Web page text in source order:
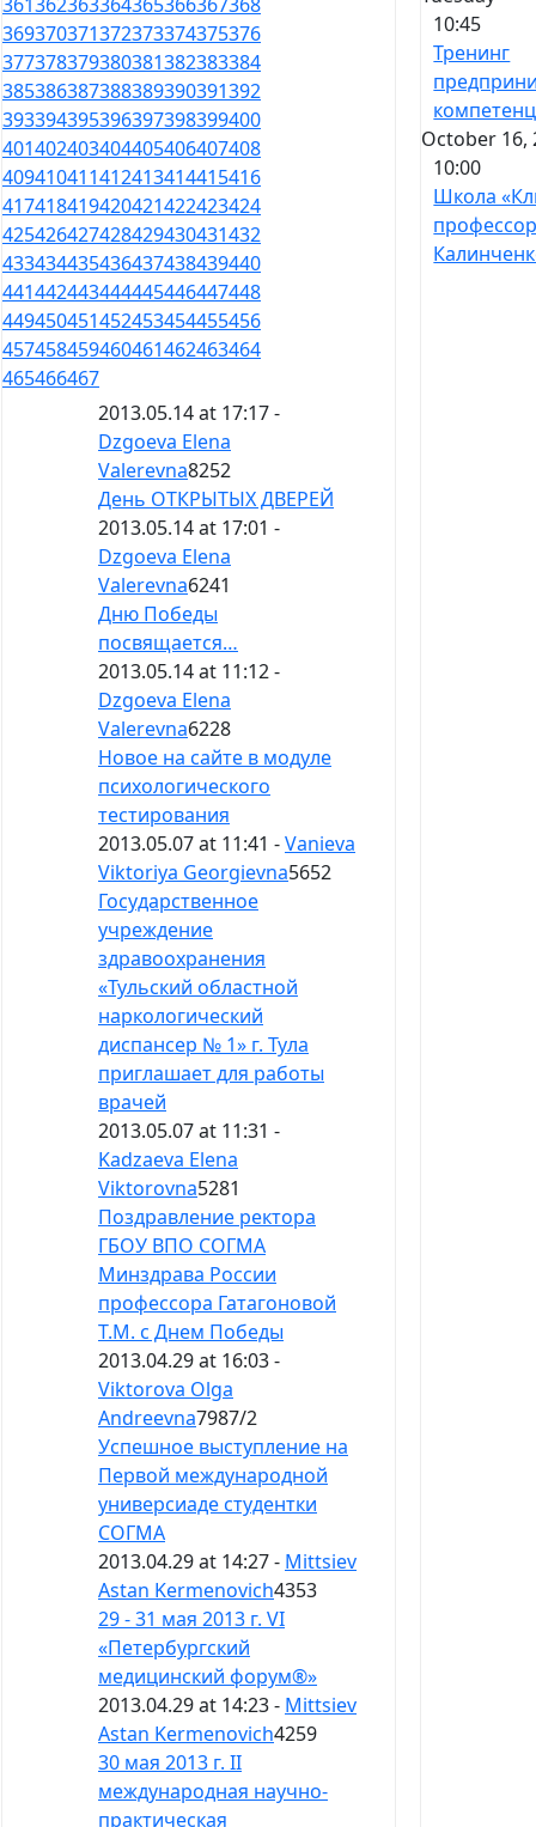
369370371372373374375376
377378379380381382383384
385386387388389390391392
393394395396397398399400
401402403404405406407408
409410411412413414415416
417418419420421422423424
425426427428429430431432
433434435436437438439440
441442443444445446447448
449450451452453454455456
457458459460461462463464
465466467
2013.05.14 at 17:17 -
Dzgoeva Elena
Valerevna8252
День ОТКРЫТЫХ ДВЕРЕЙ
2013.05.14 at 17:01 -
Dzgoeva Elena
Valerevna6241
Дню Победы
посвящается…
2013.05.14 at 11:12 -
Dzgoeva Elena
Valerevna6228
Новое на сайте в модуле
психологического
тестирования
2013.05.07 at 11:41 -Vanieva
Viktoriya Georgievna5652
Государственное
учреждение
здравоохранения
«Тульский областной
наркологический
диспансер № 1» г. Тула
приглашает для работы
врачей
2013.05.07 at 11:31 -
Kadzaeva Elena
Viktorovna5281
Поздравление ректора
ГБОУ ВПО СОГМА
Минздрава России
профессора Гатагоновой
Т.М. с Днем Победы
2013.04.29 at 16:03 -
Viktorova Olga
Andreevna7987/2
Успешное выступление на
Первой международной
универсиаде студентки
СОГМА
2013.04.29 at 14:27 - Mittsiev
Astan Kermenovich4353
29 - 31 мая 2013 г. VI
«Петербургский
медицинский форум®»
2013.04.29 at 14:23 - Mittsiev
Astan Kermenovich4259
30 мая 2013 г. II
международная научно-
практическая
10:45
Тренинг
October 16,
10:00
Школа